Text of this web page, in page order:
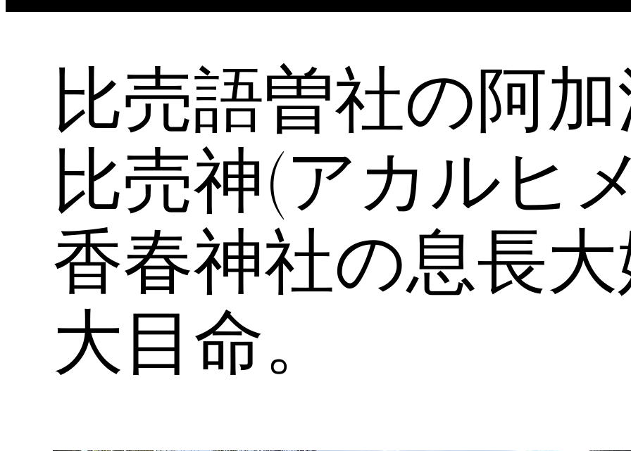
比売語曽社の阿
比売神(アカルヒ
香春神社の息長
大目命。